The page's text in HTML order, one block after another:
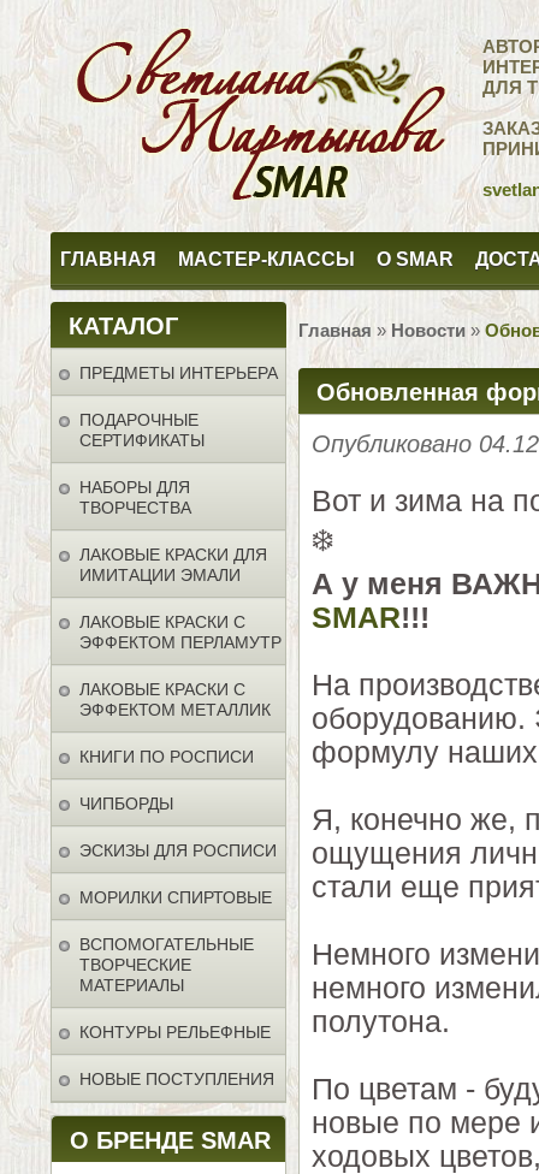
ДЛЯ
ГЛАВНАЯ МАСТЕР-КЛАССЫ О SMAR
КАТАЛОГ
ПРЕДМЕТЫ ИНТЕРЬЕРА
ПОДАРОЧНЫЕ
СЕРТИФИКАТЫ
НАБОРЫ ДЛЯ
ТВОРЧЕСТВА
ЛАКОВЫЕ КРАСКИ ДЛЯ
ИМИТАЦИИ ЭМАЛИ
ЛАКОВЫЕ КРАСКИ С
ЭФФЕКТОМ ПЕРЛАМУТР
ЛАКОВЫЕ КРАСКИ С
ЭФФЕКТОМ МЕТАЛЛИК
КНИГИ ПО РОСПИСИ
ЧИПБОРДЫ
ЭСКИЗЫ ДЛЯ РОСПИСИ
МОРИЛКИ СПИРТОВЫЕ
ВСПОМОГАТЕЛЬНЫЕ
ТВОРЧЕСКИЕ
МАТЕРИАЛЫ
КОНТУРЫ РЕЛЬЕФНЫЕ
НОВЫЕ ПОСТУПЛЕНИЯ
О БРЕНДЕ SMAR
Главная » Новости »
Обновленная
Опубликовано
Вот и зима на
❄️
А у меня
SMAR!!!
На
оборудованию.
формулу наших
Я, конечно же,
ощущения
стали еще
Немного
немного
полутона.
По цветам -
новые по мере
ходовых